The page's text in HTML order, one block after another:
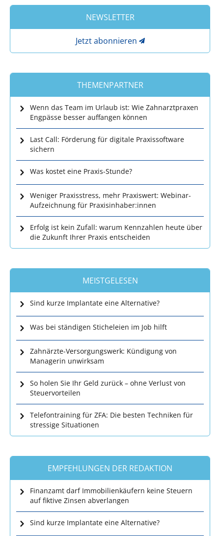
NEWSLETTER
Jetzt abonnieren
THEMENPARTNER
Wenn das Team im Urlaub ist: Wie Zahnarztpraxen
Engpässe besser auffangen können
Last Call: Förderung für digitale Praxissoftware
sichern
Was kostet eine Praxis-Stunde?
Weniger Praxisstress, mehr Praxiswert: Webinar-
Aufzeichnung für Praxisinhaber:innen
Erfolg ist kein Zufall: warum Kennzahlen heute über
die Zukunft Ihrer Praxis entscheiden
MEISTGELESEN
Sind kurze Implantate eine Alternative?
Was bei ständigen Sticheleien im Job hilft
Zahnärzte-Versorgungswerk: Kündigung von
Managerin unwirksam
So holen Sie Ihr Geld zurück – ohne Verlust von
Steuervorteilen
Telefontraining für ZFA: Die besten Techniken für
stressige Situationen
EMPFEHLUNGEN DER REDAKTION
Finanzamt darf Immobilienkäufern keine Steuern
auf fiktive Zinsen abverlangen
Sind kurze Implantate eine Alternative?